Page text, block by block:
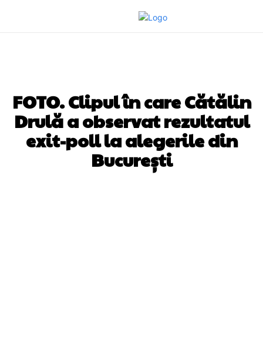
FOTO. Clipul în care Cătălin
Drulă a observat rezultatul
exit-poll la alegerile din
București